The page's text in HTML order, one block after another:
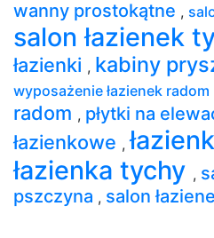
wanny prostokątne ,
salon łazienek
łazienki , kabiny
wyposażenie łazienek radom
radom , płytki na
łazienkowe ,
łazienka tychy ,
pszczyna , salon